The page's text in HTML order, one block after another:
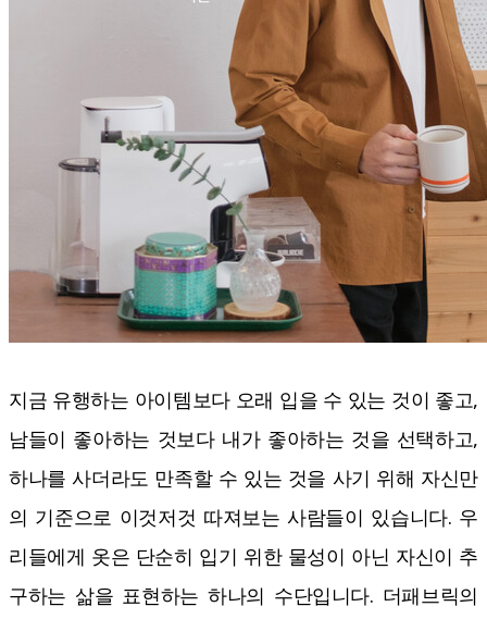
지금 유행하는 아이템보다 오래 입을 수 있는 것이 좋고,
남들이 좋아하는 것보다 내가 좋아하는 것을 선택하고,
하나를 사더라도 만족할 수 있는 것을 사기 위해 자신만
의 기준으로 이것저것 따져보는 사람들이 있습니다. 우
리들에게 옷은 단순히 입기 위한 물성이 아닌 자신이 추
구하는 삶을 표현하는 하나의 수단입니다. 더패브릭의